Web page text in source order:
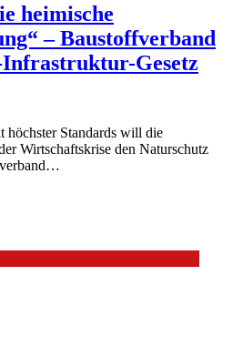
heimische
– Baustoffverband
Gesetz
Standards will die
Wirtschaftskrise den Naturschutz